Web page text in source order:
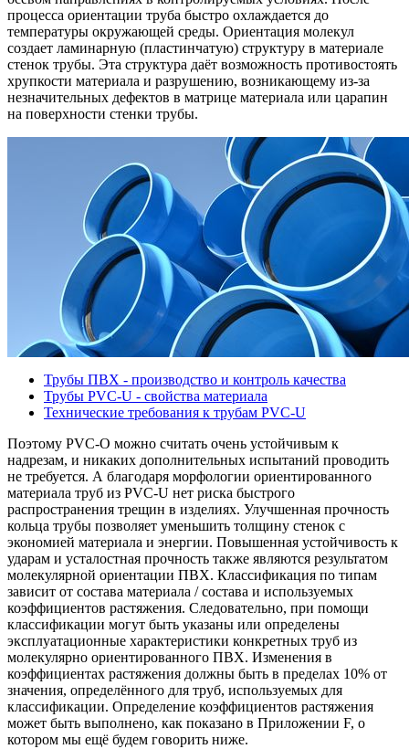
процесса ориентации труба быстро охлаждается до
температуры окружающей среды. Ориентация молекул
создает ламинарную (пластинчатую) структуру в материале
стенок трубы. Эта структура даёт возможность противостоять
хрупкости материала и разрушению, возникающему из-за
незначительных дефектов в матрице материала или царапин
на поверхности стенки трубы.
Трубы ПВХ - производство и контроль качества
Трубы PVC-U - свойства материала
Технические требования к трубам PVC-U
Поэтому PVC-О можно считать очень устойчивым к
надрезам, и никаких дополнительных испытаний проводить
не требуется. А благодаря морфологии ориентированного
материала труб из PVC-U нет риска быстрого
распространения трещин в изделиях. Улучшенная прочность
кольца трубы позволяет уменьшить толщину стенок с
экономией материала и энергии. Повышенная устойчивость к
ударам и усталостная прочность также являются результатом
молекулярной ориентации ПВХ. Классификация по типам
зависит от состава материала / состава и используемых
коэффициентов растяжения. Следовательно, при помощи
классификации могут быть указаны или определены
эксплуатационные характеристики конкретных труб из
молекулярно ориентированного ПВХ. Изменения в
коэффициентах растяжения должны быть в пределах 10% от
значения, определённого для труб, используемых для
классификации. Определение коэффициентов растяжения
может быть выполнено, как показано в Приложении F, о
котором мы ещё будем говорить ниже.